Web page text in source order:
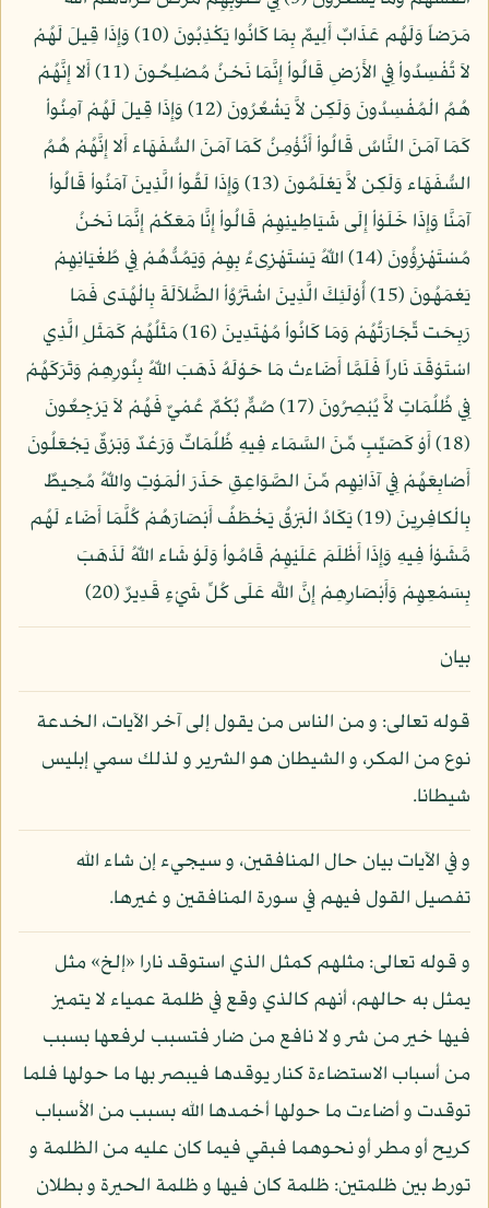
مَرَضاً وَلَهُم عَذَابٌ أَلِيمٌ بِمَا كَانُوا يَكْذِبُونَ (10) وَإِذَا قِيلَ لَهُمْ
لاَ تُفْسِدُواْ فِي الأَرْضِ قَالُواْ إِنَّمَا نَحْنُ مُصْلِحُونَ (11) أَلا إِنَّهُمْ
هُمُ الْمُفْسِدُونَ وَلَكِن لاَّ يَشْعُرُونَ (12) وَإِذَا قِيلَ لَهُمْ آمِنُواْ
كَمَا آمَنَ النَّاسُ قَالُواْ أَنُؤْمِنُ كَمَا آمَنَ السُّفَهَاء أَلا إِنَّهُمْ هُمُ
السُّفَهَاء وَلَكِن لاَّ يَعْلَمُونَ (13) وَإِذَا لَقُواْ الَّذِينَ آمَنُواْ قَالُواْ
آمَنَّا وَإِذَا خَلَوْاْ إِلَى شَيَاطِينِهِمْ قَالُواْ إِنَّا مَعَكْمْ إِنَّمَا نَحْنُ
مُسْتَهْزِؤُونَ (14) اللّهُ يَسْتَهْزِىءُ بِهِمْ وَيَمُدُّهُمْ فِي طُغْيَانِهِمْ
يَعْمَهُونَ (15) أُوْلَئِكَ الَّذِينَ اشْتَرُوُاْ الضَّلاَلَةَ بِالْهُدَى فَمَا
رَبِحَت تِّجَارَتُهُمْ وَمَا كَانُواْ مُهْتَدِينَ (16) مَثَلُهُمْ كَمَثَلِ الَّذِي
اسْتَوْقَدَ نَاراً فَلَمَّا أَضَاءتْ مَا حَوْلَهُ ذَهَبَ اللّهُ بِنُورِهِمْ وَتَرَكَهُمْ
فِي ظُلُمَاتٍ لاَّ يُبْصِرُونَ (17) صُمٌّ بُكْمٌ عُمْيٌ فَهُمْ لاَ يَرْجِعُونَ
(18) أَوْ كَصَيِّبٍ مِّنَ السَّمَاء فِيهِ ظُلُمَاتٌ وَرَعْدٌ وَبَرْقٌ يَجْعَلُونَ
أَصْابِعَهُمْ فِي آذَانِهِم مِّنَ الصَّوَاعِقِ حَذَرَ الْمَوْتِ واللّهُ مُحِيطٌ
بِالْكافِرِينَ (19) يَكَادُ الْبَرْقُ يَخْطَفُ أَبْصَارَهُمْ كُلَّمَا أَضَاء لَهُم
مَّشَوْاْ فِيهِ وَإِذَا أَظْلَمَ عَلَيْهِمْ قَامُواْ وَلَوْ شَاء اللّهُ لَذَهَبَ
بِسَمْعِهِمْ وَأَبْصَارِهِمْ إِنَّ اللَّه عَلَى كُلِّ شَيْءٍ قَدِيرٌ (20)
بيان
قوله تعالى: و من الناس من يقول إلى آخر الآيات، الخدعة
نوع من المكر، و الشيطان هو الشرير و لذلك سمي إبليس
شيطانا.
و في الآيات بيان حال المنافقين، و سيجيء إن شاء الله
تفصيل القول فيهم في سورة المنافقين و غيرها.
و قوله تعالى: مثلهم كمثل الذي استوقد نارا «إلخ» مثل
يمثل به حالهم، أنهم كالذي وقع في ظلمة عمياء لا يتميز
فيها خير من شر و لا نافع من ضار فتسبب لرفعها بسبب
من أسباب الاستضاءة كنار يوقدها فيبصر بها ما حولها فلما
توقدت و أضاءت ما حولها أخمدها الله بسبب من الأسباب
كريح أو مطر أو نحوهما فبقي فيما كان عليه من الظلمة و
تورط بين ظلمتين: ظلمة كان فيها و ظلمة الحيرة و بطلان